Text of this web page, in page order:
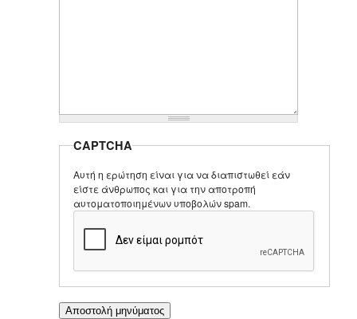
CAPTCHA
Αυτή η ερώτηση είναι για να διαπιστωθεί εάν
είστε άνθρωπος και για την αποτροπή
αυτοματοποιημένων υποβολών spam.